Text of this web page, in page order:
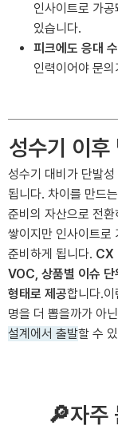
인사이트로 가
있습니다.
피크에도 응대
인력이어야 문
성수기 이
성수기 대비가 단발
됩니다. 차이를 만드
준비의 자산으로 전
쌓이지만 인사이트로
준비하게 됩니다. CX
VOC, 상품별 이슈 단
형태로 제공합니다.
명을 더 뽑을까가 아
설계에서 출발할 수
🔎자주